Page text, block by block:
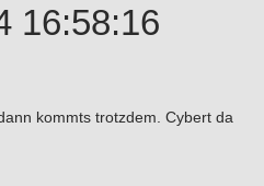
16:58:16
kommts trotzdem. Cybert da